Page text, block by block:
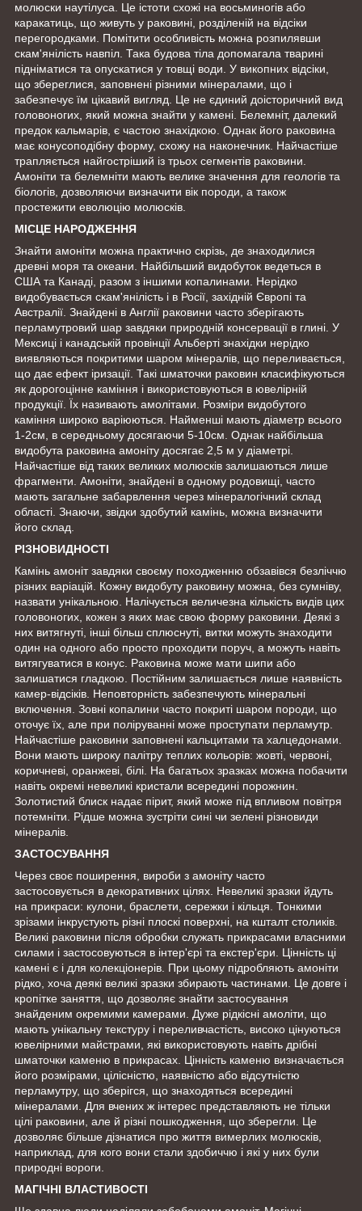
молюски наутілуса. Це істоти схожі на восьминогів або
каракатиць, що живуть у раковині, розділеній на відсіки
перегородками. Помітити особливість можна розпилявши
скам'янілість навпіл. Така будова тіла допомагала тварині
підніматися та опускатися у товщі води. У викопних відсіки,
що збереглися, заповнені різними мінералами, що і
забезпечує їм цікавий вигляд. Це не єдиний доісторичний вид
головоногих, який можна знайти у камені. Белемніт, далекий
предок кальмарів, є частою знахідкою. Однак його раковина
має конусоподібну форму, схожу на наконечник. Найчастіше
трапляється найгостріший із трьох сегментів раковини.
Амоніти та белемніти мають велике значення для геологів та
біологів, дозволяючи визначити вік породи, а також
простежити еволюцію молюсків.
МІСЦЕ НАРОДЖЕННЯ
Знайти амоніти можна практично скрізь, де знаходилися
древні моря та океани. Найбільший видобуток ведеться в
США та Канаді, разом з іншими копалинами. Нерідко
видобувається скам'янілість і в Росії, західній Європі та
Австралії. Знайдені в Англії раковини часто зберігають
перламутровий шар завдяки природній консервації в глині. У
Мексиці і канадській провінції Альберті знахідки нерідко
виявляються покритими шаром мінералів, що переливається,
що дає ефект іризації. Такі шматочки раковин класифікуються
як дорогоцінне каміння і використовуються в ювелірній
продукції. Їх називають амолітами. Розміри видобутого
каміння широко варіюються. Найменші мають діаметр всього
1-2см, в середньому досягаючи 5-10см. Однак найбільша
видобута раковина амоніту досягає 2,5 м у діаметрі.
Найчастіше від таких великих молюсків залишаються лише
фрагменти. Амоніти, знайдені в одному родовищі, часто
мають загальне забарвлення через мінералогічний склад
області. Знаючи, звідки здобутий камінь, можна визначити
його склад.
РІЗНОВИДНОСТІ
Камінь амоніт завдяки своєму походженню обзавівся безліччю
різних варіацій. Кожну видобуту раковину можна, без сумніву,
назвати унікальною. Налічується величезна кількість видів цих
головоногих, кожен з яких має свою форму раковини. Деякі з
них витягнуті, інші більш сплюснуті, витки можуть знаходити
один на одного або просто проходити поруч, а можуть навіть
витягуватися в конус. Раковина може мати шипи або
залишатися гладкою. Постійним залишається лише наявність
камер-відсіків. Неповторність забезпечують мінеральні
включення. Зовні копалини часто покриті шаром породи, що
оточує їх, але при поліруванні може проступати перламутр.
Найчастіше раковини заповнені кальцитами та халцедонами.
Вони мають широку палітру теплих кольорів: жовті, червоні,
коричневі, оранжеві, білі. На багатьох зразках можна побачити
навіть окремі невеликі кристали всередині порожнин.
Золотистий блиск надає пірит, який може під впливом повітря
потемніти. Рідше можна зустріти сині чи зелені різновиди
мінералів.
ЗАСТОСУВАННЯ
Через своє поширення, вироби з амоніту часто
застосовується в декоративних цілях. Невеликі зразки йдуть
на прикраси: кулони, браслети, сережки і кільця. Тонкими
зрізами інкрустують різні плоскі поверхні, на кшталт столиків.
Великі раковини після обробки служать прикрасами власними
силами і застосовуються в інтер'єрі та екстер'єри. Цінність ці
камені є і для колекціонерів. При цьому підробляють амоніти
рідко, хоча деякі великі зразки збирають частинами. Це довге і
кропітке заняття, що дозволяє знайти застосування
знайденим окремими камерами. Дуже рідкісні амоліти, що
мають унікальну текстуру і переливчастість, високо цінуються
ювелірними майстрами, які використовують навіть дрібні
шматочки каменю в прикрасах. Цінність каменю визначається
його розмірами, цілісністю, наявністю або відсутністю
перламутру, що зберігся, що знаходяться всередині
мінералами. Для вчених ж інтерес представляють не тільки
цілі раковини, але й різні пошкодження, що зберегли. Це
дозволяє більше дізнатися про життя вимерлих молюсків,
наприклад, для кого вони стали здобиччю і які у них були
природні вороги.
МАГІЧНІ ВЛАСТИВОСТІ